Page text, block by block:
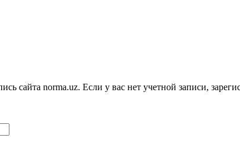
сайта norma.uz. Если у вас нет учетной записи,